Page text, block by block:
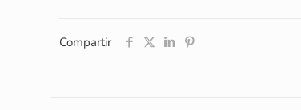
Compartir